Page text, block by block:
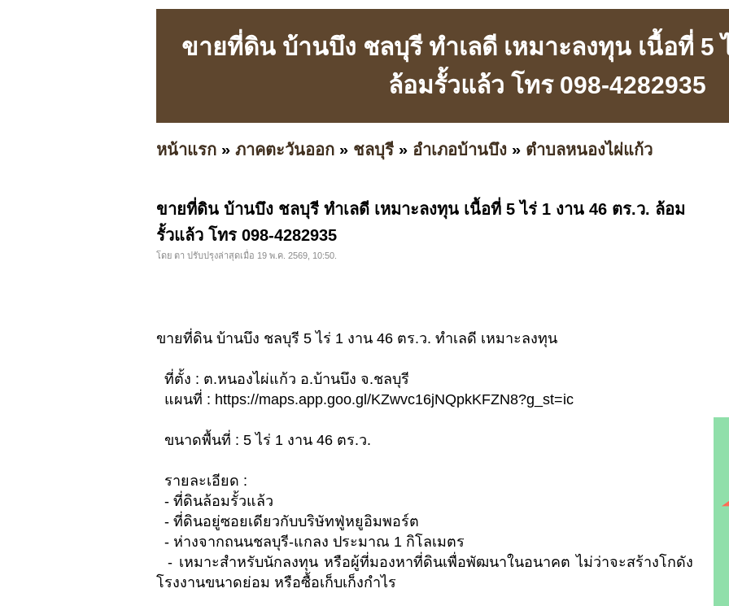
ขายที่ดิน บ้านบึง ชลบุรี ทำเลดี เหมาะลงทุน เนื้อที่ 5
ล้อมรั้วแล้ว โทร 098-4282935
หน้าแรก » ภาคตะวันออก » ชลบุรี » อำเภอบ้านบึง » ตำบลหนองไผ่แก้ว
ขายที่ดิน บ้านบึง ชลบุรี ทำเลดี เหมาะลงทุน เนื้อที่ 5 ไร่ 1 งาน 46 ตร.ว. ล้อม
รั้วแล้ว โทร 098-4282935
โดย ตา ปรับปรุงล่าสุดเมื่อ 19 พ.ค. 2569, 10:50.
ขายที่ดิน บ้านบึง ชลบุรี 5 ไร่ 1 งาน 46 ตร.ว. ทำเลดี เหมาะลงทุน
ที่ตั้ง : ต.หนองไผ่แก้ว อ.บ้านบึง จ.ชลบุรี
แผนที่ : https://maps.app.goo.gl/KZwvc16jNQpkKFZN8?g_st=ic
ขนาดพื้นที่ : 5 ไร่ 1 งาน 46 ตร.ว.
รายละเอียด :
- ที่ดินล้อมรั้วแล้ว
- ที่ดินอยู่ซอยเดียวกับบริษัทฟู่หยูอิมพอร์ต
- ห่างจากถนนชลบุรี-แกลง ประมาณ 1 กิโลเมตร
- เหมาะสำหรับนักลงทุน หรือผู้ที่มองหาที่ดินเพื่อพัฒนาในอนาคต ไม่ว่าจะสร้างโกดัง
โรงงานขนาดย่อม หรือซื้อเก็บเก็งกำไร